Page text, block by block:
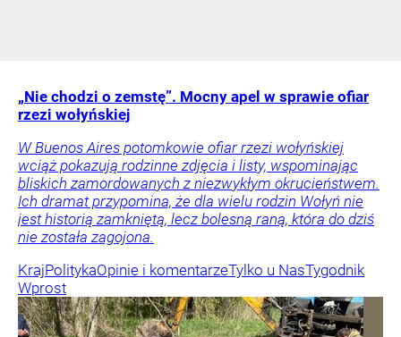
„Nie chodzi o zemstę”. Mocny apel w sprawie ofiar
rzezi wołyńskiej
W Buenos Aires potomkowie ofiar rzezi wołyńskiej
wciąż pokazują rodzinne zdjęcia i listy, wspominając
bliskich zamordowanych z niezwykłym okrucieństwem.
Ich dramat przypomina, że dla wielu rodzin Wołyń nie
jest historią zamkniętą, lecz bolesną raną, która do dziś
nie została zagojona.
KrajPolitykaOpinie i komentarzeTylko u NasTygodnik
Wprost